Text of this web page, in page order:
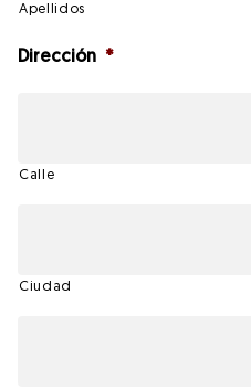
Apellidos
Dirección *
Calle
Ciudad